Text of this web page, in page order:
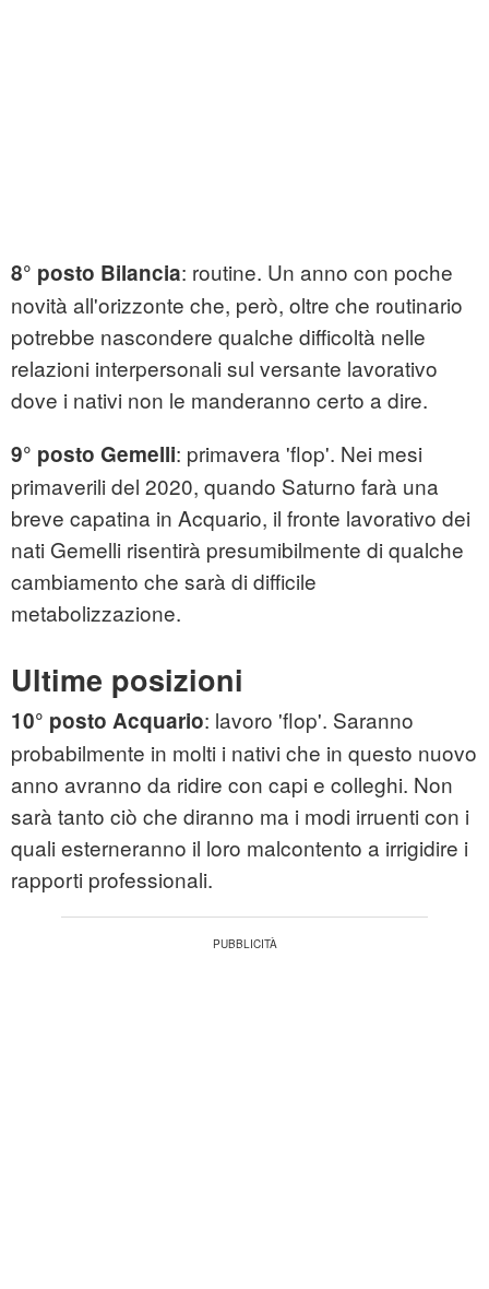
8° posto Bilancia: routine. Un anno con poche
novità all'orizzonte che, però, oltre che routinario
potrebbe nascondere qualche difficoltà nelle
relazioni interpersonali sul versante lavorativo
dove i nativi non le manderanno certo a dire.
9° posto Gemelli: primavera 'flop'. Nei mesi
primaverili del 2020, quando Saturno farà una
breve capatina in Acquario, il fronte lavorativo dei
nati Gemelli risentirà presumibilmente di qualche
cambiamento che sarà di difficile
metabolizzazione.
Ultime posizioni
10° posto Acquario: lavoro 'flop'. Saranno
probabilmente in molti i nativi che in questo nuovo
anno avranno da ridire con capi e colleghi. Non
sarà tanto ciò che diranno ma i modi irruenti con i
quali esterneranno il loro malcontento a irrigidire i
rapporti professionali.